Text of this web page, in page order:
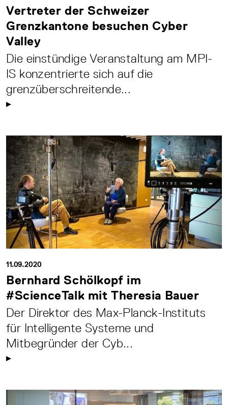
Vertreter der Schweizer
Grenzkantone besuchen Cyber
Valley
Die einstündige Veranstaltung am MPI-
IS konzentrierte sich auf die
grenzüberschreitende...
11.09.2020
Bernhard Schölkopf im
#ScienceTalk mit Theresia Bauer
Der Direktor des Max-Planck-Instituts
für Intelligente Systeme und
Mitbegründer der Cyb...